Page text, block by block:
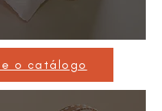
o catálogo